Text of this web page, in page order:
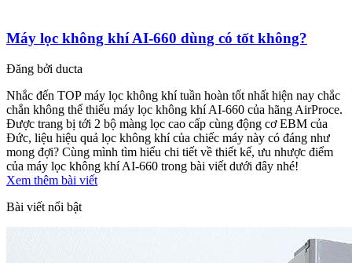
Máy lọc không khí AI-660 dùng có tốt không?
Đăng bởi ducta
Nhắc đến TOP máy lọc không khí tuần hoàn tốt nhất hiện nay chắc
chắn không thể thiếu máy lọc không khí AI-660 của hãng AirProce.
Được trang bị tới 2 bộ màng lọc cao cấp cùng động cơ EBM của
Đức, liệu hiệu quả lọc không khí của chiếc máy này có đáng như
mong đợi? Cùng mình tìm hiểu chi tiết về thiết kế, ưu nhược điểm
của máy lọc không khí AI-660 trong bài viết dưới đây nhé!
Xem thêm bài viết
Bài viết nổi bật